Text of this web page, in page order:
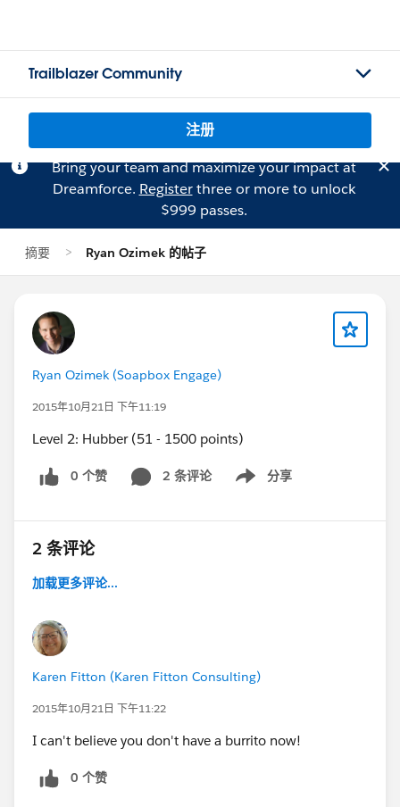
Trailblazer Community
注册
Bring your team and maximize your impact at
Dreamforce. Registerthree or more to unlock
$999 passes.
摘要 Ryan Ozimek 的帖子
Ryan Ozimek (Soapbox Engage)
2015年10月21日 下午11:19
Level 2: Hubber (51 - 1500 points)
0 个赞 2 条评论 分享
Show menu
2 条评论
加载更多评论...
Karen Fitton (Karen Fitton Consulting)
2015年10月21日 下午11:22
I can't believe you don't have a burrito now!
0 个赞